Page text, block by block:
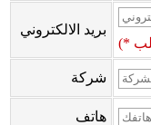
بريد الالكتروني
شركة
هاتف